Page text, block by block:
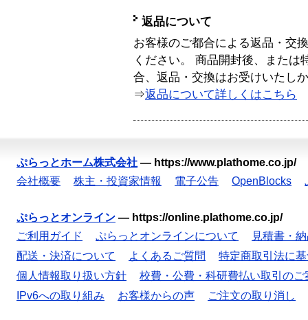
返品について
お客様のご都合による返品・交
ください。 商品開封後、または
合、返品・交換はお受けいたし
⇒返品について詳しくはこちら
ぷらっとホーム株式会社 — https://www.plathome.co.jp/
会社概要
株主・投資家情報 電子公告 OpenBlocks
ぷらっとオンライン — https://online.plathome.co.jp/
ご利用ガイド
ぷらっとオンラインについて
見積書・
配送・決済について
よくあるご質問
特定商取引法に
個人情報取り扱い方針
校費・公費・科研費払い取引のご
IPv6への取り組み
お客様からの声 ご注文の取り消し